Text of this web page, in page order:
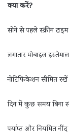
क्या करें?
सोने से पहले स्क्रीन
लगातार मोबाइल
नोटिफिकेशन सीमित रखें
दिन में कुछ समय बिना
पर्याप्त और नियमित